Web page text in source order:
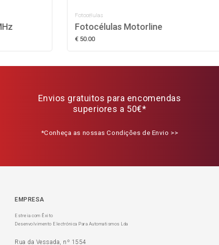
Fotocélulas Motorline
Envios gratuitos para encomendas
superiores a 50€*
*Conheça as nossas Condições de Envio >>
EMPRESA
Estreia com Êxito
Desenvolvimento Electrónica Para Automatismos Lda
Rua da Vessada, nº 1554